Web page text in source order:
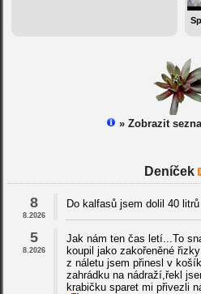
» Zobrazit
Deníček
8
8.2026
Do kalfasů jsem dolil 40 litrů
5
8.2026
Jak nám ten čas letí...To
koupil jako zakořeněné
z náletu jsem přinesl v
zahrádku na nádraží,řekl
krabičku sparet mi přivezli